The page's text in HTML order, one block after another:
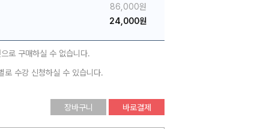
86,000원
24,000원
로 구매하실 수 없습니다.
로 수강 신청하실 수 있습니다.
장바구니 바로결제